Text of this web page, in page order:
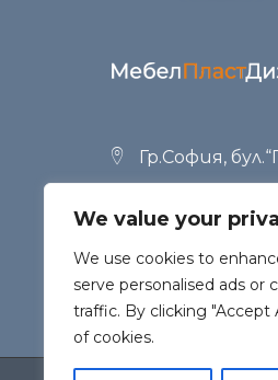
We value your
We use cookies to
serve personalised ads or
traffic. By clicking "Accept
of cookies.
Гр.София,
+359 (02) 951 53